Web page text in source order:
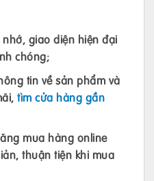
giao diện hiện đại
chóng;
tin về sản phẩm và
tìm cửa hàng gần
mua hàng online
thuận tiện khi mua